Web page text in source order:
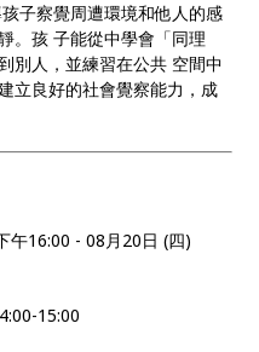
子察覺周遭環境和他人的感
。孩 子能從中學會「同理
別人，並練習在公共 空間中
立良好的社會覺察能力，成
午16:00 - 08月20日 (四)
15:00